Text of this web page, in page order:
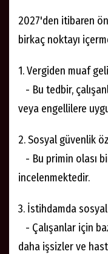
2027'den itibaren
birkaç noktayı
1. Vergiden muaf
- Bu tedbir,
veya engellilere
2. Sosyal güvenlik
- Bu primin olası
incelenmektedir.
3. İstihdamda sosyal
- Çalışanlar için
daha işsizler ve